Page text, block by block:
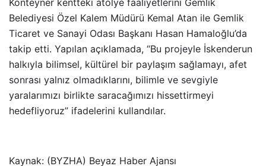
Konteyner kentteki atölye faaliyetlerini Gemlik
Belediyesi Özel Kalem Müdürü Kemal Atan ile Gemlik
Ticaret ve Sanayi Odası Başkanı Hasan Hamaloğlu’da
takip etti. Yapılan açıklamada, “Bu projeyle İskenderun
halkıyla bilimsel, kültürel bir paylaşım sağlamayı, afet
sonrası yalnız olmadıklarını, bilimle ve sevgiyle
yaralarımızı birlikte saracağımızı hissettirmeyi
hedefliyoruz” ifadelerini kullandılar.
Kaynak: (BYZHA) Beyaz Haber Ajansı